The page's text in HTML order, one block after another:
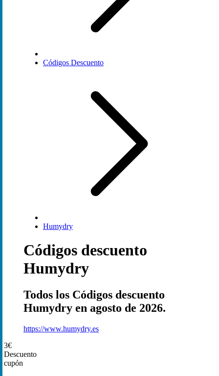
Códigos Descuento
Humydry
Códigos descuento
Humydry
Todos los Códigos descuento
Humydry en agosto de 2026.
https://www.humydry.es
3€
Descuento
cupón